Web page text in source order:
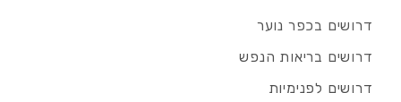
דרושים בכפר נוער
דרושים בריאות הנפש
דרושים לפנימיות